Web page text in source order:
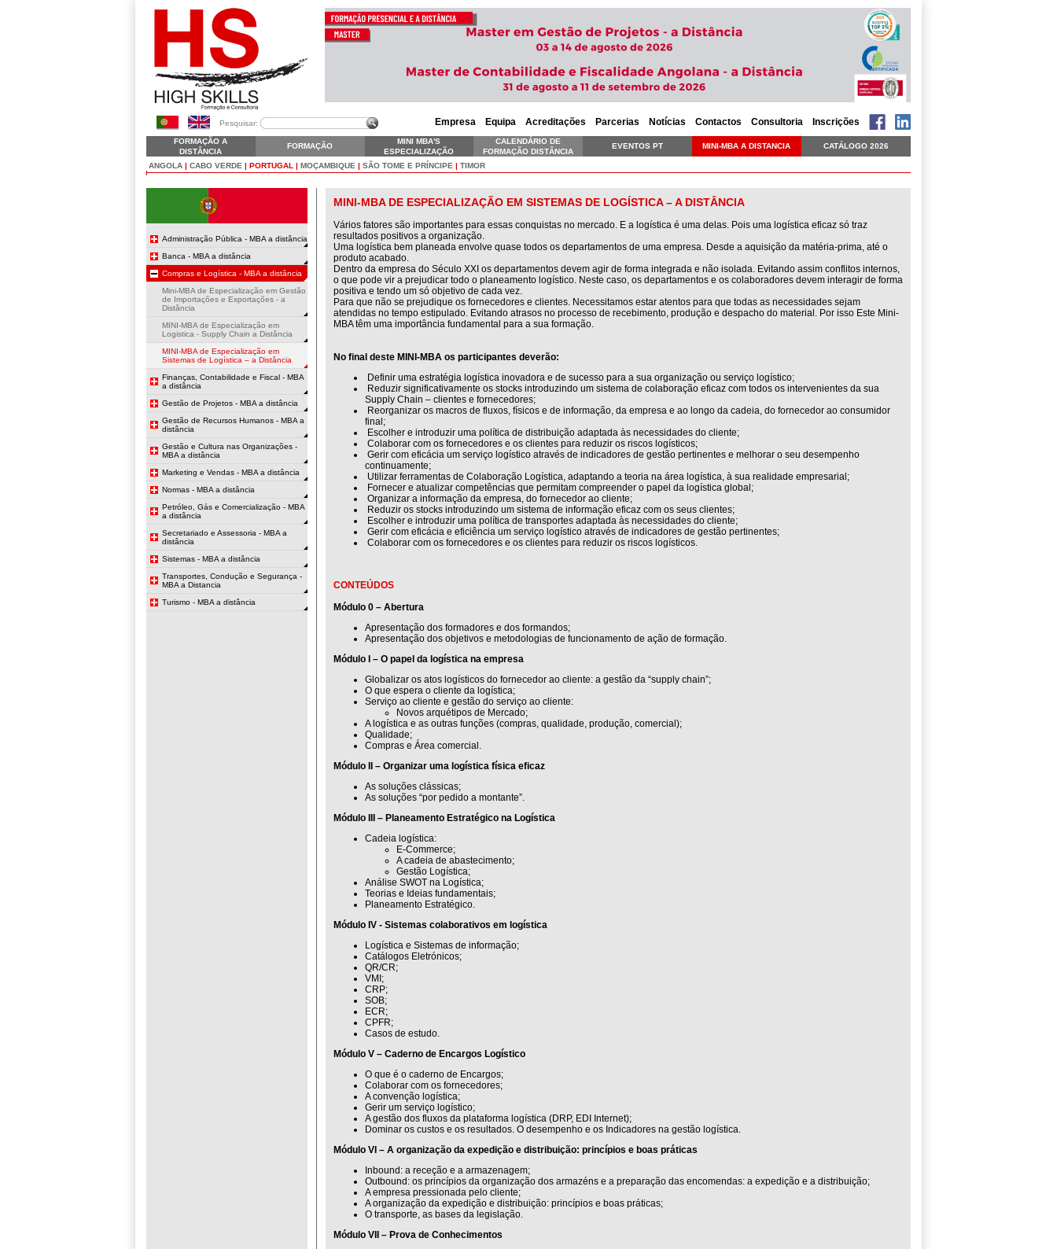
Pesquisar: Empresa Equipa Acreditações Parcerias Notícias Contactos Consultoria Inscrições
FORMAÇÃO A
DISTÂNCIA
FORMAÇÃO
MINI MBA'S
ESPECIALIZAÇÃO
SKILLS EXECUTIVE
CALENDÁRIO DE
FORMAÇÃO DISTÂNCIA
EVENTOS PT MINI-MBA A DISTANCIA CATÁLOGO 2026
ANGOLA | CABO VERDE | PORTUGAL | MOÇAMBIQUE | SÃO TOME E PRÍNCIPE | TIMOR
Administração Pública - MBA a distância
Banca - MBA a distância
Compras e Logística - MBA a distância
Mini-MBA de Especialização em Gestão
de Importações e Exportações - a
Distância
MINI-MBA de Especialização em
Logistica - Supply Chain a Distância
MINI-MBA de Especialização em
Sistemas de Logística – a Distância
Finanças, Contabilidade e Fiscal - MBA
a distância
Gestão de Projetos - MBA a distância
Gestão de Recursos Humanos - MBA a
distância
Gestão e Cultura nas Organizações -
MBA a distância
Marketing e Vendas - MBA a distância
Normas - MBA a distância
Petróleo, Gás e Comercialização - MBA
a distância
Secretariado e Assessoria - MBA a
distância
Sistemas - MBA a distância
Transportes, Condução e Segurança -
MBA a Distancia
Turismo - MBA a distância
MINI-MBA DE ESPECIALIZAÇÃO EM SISTEMAS DE LOGÍSTICA – A DISTÂNCIA
Vários fatores são importantes para essas conquistas no mercado. E a logística é uma delas. Pois uma logística eficaz só traz
resultados positivos a organização.
Uma logística bem planeada envolve quase todos os departamentos de uma empresa. Desde a aquisição da matéria-prima, até o
produto acabado.
Dentro da empresa do Século XXI os departamentos devem agir de forma integrada e não isolada. Evitando assim conflitos internos,
o que pode vir a prejudicar todo o planeamento logístico. Neste caso, os departamentos e os colaboradores devem interagir de forma
positiva e tendo um só objetivo de cada vez.
Para que não se prejudique os fornecedores e clientes. Necessitamos estar atentos para que todas as necessidades sejam
atendidas no tempo estipulado. Evitando atrasos no processo de recebimento, produção e despacho do material. Por isso Este Mini-
MBA têm uma importância fundamental para a sua formação.
No final deste MINI-MBA os participantes deverão:
Definir uma estratégia logística inovadora e de sucesso para a sua organização ou serviço logístico;
Reduzir significativamente os stocks introduzindo um sistema de colaboração eficaz com todos os intervenientes da sua
Supply Chain – clientes e fornecedores;
Reorganizar os macros de fluxos, físicos e de informação, da empresa e ao longo da cadeia, do fornecedor ao consumidor
final;
Escolher e introduzir uma política de distribuição adaptada às necessidades do cliente;
Colaborar com os fornecedores e os clientes para reduzir os riscos logísticos;
Gerir com eficácia um serviço logístico através de indicadores de gestão pertinentes e melhorar o seu desempenho
continuamente;
Utilizar ferramentas de Colaboração Logística, adaptando a teoria na área logística, à sua realidade empresarial;
Fornecer e atualizar competências que permitam compreender o papel da logística global;
Organizar a informação da empresa, do fornecedor ao cliente;
Reduzir os stocks introduzindo um sistema de informação eficaz com os seus clientes;
Escolher e introduzir uma política de transportes adaptada às necessidades do cliente;
Gerir com eficácia e eficiência um serviço logístico através de indicadores de gestão pertinentes;
Colaborar com os fornecedores e os clientes para reduzir os riscos logísticos.
CONTEÚDOS
Módulo 0 – Abertura
Apresentação dos formadores e dos formandos;
Apresentação dos objetivos e metodologias de funcionamento de ação de formação.
Módulo I – O papel da logística na empresa
Globalizar os atos logísticos do fornecedor ao cliente: a gestão da “supply chain”;
O que espera o cliente da logística;
Serviço ao cliente e gestão do serviço ao cliente:
Novos arquétipos de Mercado;
A logística e as outras funções (compras, qualidade, produção, comercial);
Qualidade;
Compras e Área comercial.
Módulo II – Organizar uma logística física eficaz
As soluções clássicas;
As soluções “por pedido a montante”.
Módulo III – Planeamento Estratégico na Logística
Cadeia logística:
E-Commerce;
A cadeia de abastecimento;
Gestão Logística;
Análise SWOT na Logística;
Teorias e Ideias fundamentais;
Planeamento Estratégico.
Módulo IV - Sistemas colaborativos em logística
Logística e Sistemas de informação;
Catálogos Eletrónicos;
QR/CR;
VMI;
CRP;
SOB;
ECR;
CPFR;
Casos de estudo.
Módulo V – Caderno de Encargos Logístico
O que é o caderno de Encargos;
Colaborar com os fornecedores;
A convenção logística;
Gerir um serviço logístico;
A gestão dos fluxos da plataforma logística (DRP, EDI Internet);
Dominar os custos e os resultados. O desempenho e os Indicadores na gestão logística.
Módulo VI – A organização da expedição e distribuição: princípios e boas práticas
Inbound: a receção e a armazenagem;
Outbound: os princípios da organização dos armazéns e a preparação das encomendas: a expedição e a distribuição;
A empresa pressionada pelo cliente;
A organização da expedição e distribuição: princípios e boas práticas;
O transporte, as bases da legislação.
Módulo VII – Prova de Conhecimentos